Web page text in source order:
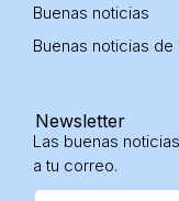
Buenas noticias
Buenas noticias de
Newsletter
Las buenas
a tu correo.